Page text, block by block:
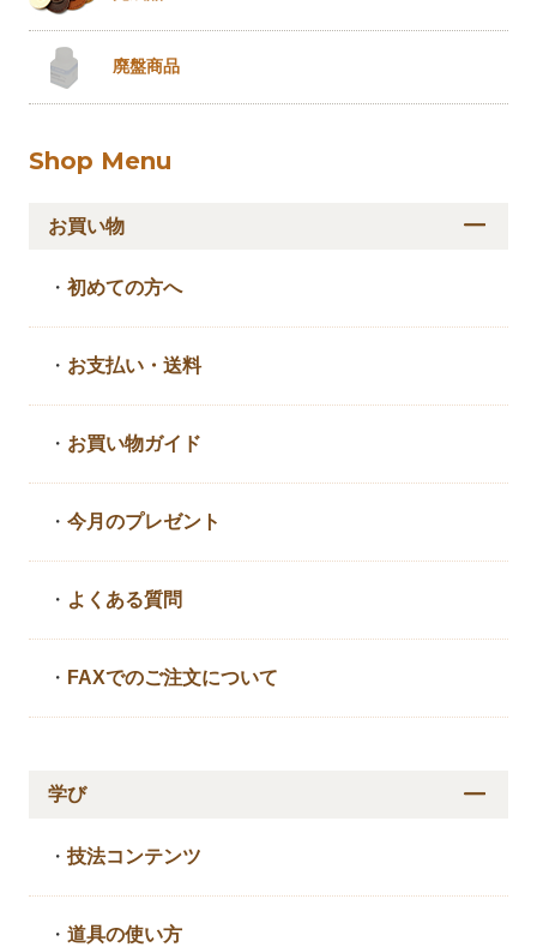
廃盤商品
Shop Menu
お買い物
・初めての方へ
・ お支払い・送料
・ お買い物ガイド
・今月のプレゼント
・ よくある質問
・ FAXでのご注文について
学び
・技法コンテンツ
・道具の使い方